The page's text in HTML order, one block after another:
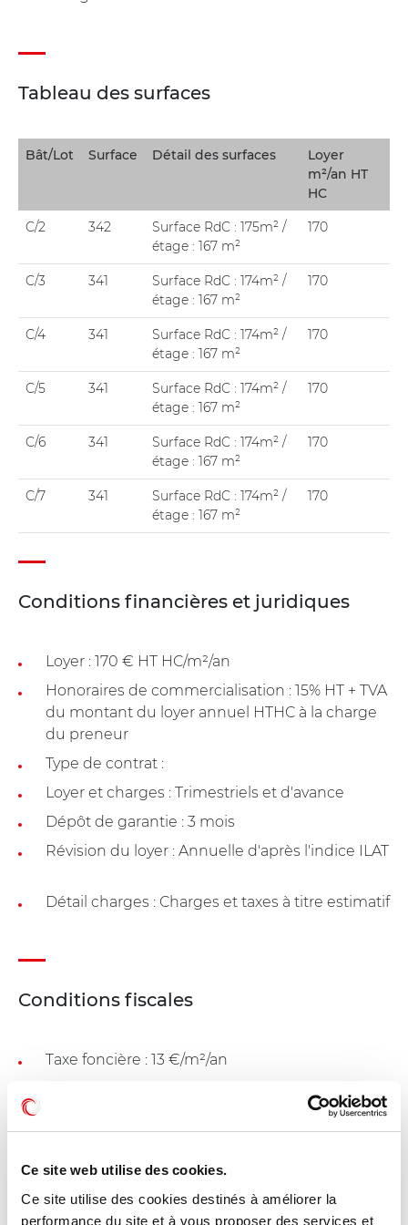
Ce site web utilise des cookies.
Ce site utilise des cookies destinés à améliorer la
performance du site et à vous proposer des services et
Tableau des surfaces
Bât/Lot Surface Détail des surfaces
Loyer
m²/an HT
HC
C/2 342
Surface RdC : 175m² /
étage : 167 m²
170
C/3 341
Surface RdC : 174m² /
étage : 167 m²
170
C/4 341
Surface RdC : 174m² /
étage : 167 m²
170
C/5 341
Surface RdC : 174m² /
étage : 167 m²
170
C/6 341
Surface RdC : 174m² /
étage : 167 m²
170
C/7 341
Surface RdC : 174m² /
étage : 167 m²
170
Conditions financières et juridiques
Loyer : 170 € HT HC/m²/an
Honoraires de commercialisation : 15% HT + TVA
du montant du loyer annuel HTHC à la charge
du preneur
Type de contrat :
Loyer et charges : Trimestriels et d'avance
Dépôt de garantie : 3 mois
Révision du loyer : Annuelle d'après l'indice ILAT
Détail charges : Charges et taxes à titre estimatif
Conditions fiscales
Taxe foncière : 13 €/m²/an
A 7 kilomètres de Paris